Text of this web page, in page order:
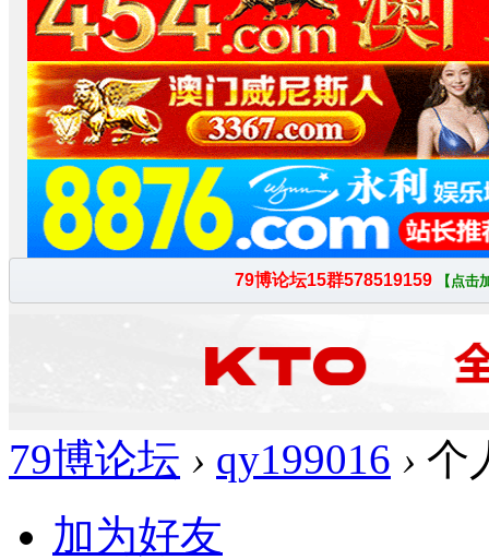
79博论坛 › qy199016 › 个
加为好友